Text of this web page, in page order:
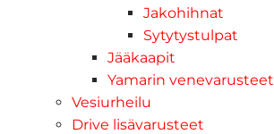
Jakohihnat
Sytytystulpat
Jääkaapit
Yamarin venevarusteet
Vesiurheilu
Drive lisävarusteet